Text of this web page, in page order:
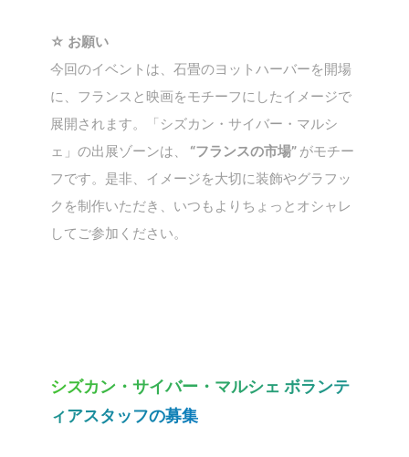
☆ お願い
今回のイベントは、石畳のヨットハーバーを開場
に、フランスと映画をモチーフにしたイメージで
展開されます。「シズカン・サイバー・マルシ
ェ」の出展ゾーンは、
“フランスの市場” がモチー
フです。是非、イメージを大切に装飾やグラフッ
クを制作いただき、いつもよりちょっとオシャレ
してご参加ください。
シズカン・サイバー・マルシェ ボランテ
ィアスタッフの募集